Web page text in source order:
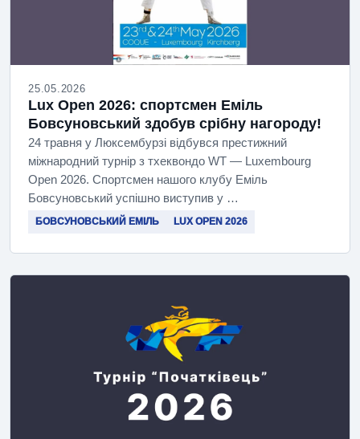
25.05.2026
Lux Open 2026: спортсмен Еміль
Бовсуновський здобув срібну нагороду!
24 травня у Люксембурзі відбувся престижний
міжнародний турнір з тхеквондо WT — Luxembourg
Open 2026. Спортсмен нашого клубу Еміль
Бовсуновський успішно виступив у …
БОВСУНОВСЬКИЙ ЕМІЛЬ LUX OPEN 2026